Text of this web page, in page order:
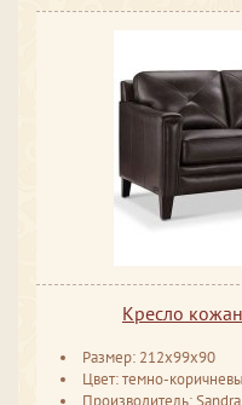
Кресло
Размер: 212x99x90
Цвет: темно-